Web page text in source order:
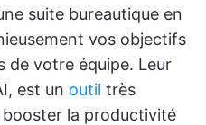
suite bureautique en
vos objectifs
de votre équipe. Leur
est un outil très
booster la productivité